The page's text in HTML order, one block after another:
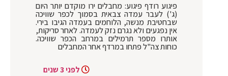
פיגוע רודף פיגוע: מחבלים ירו מוקדם יותר היום
(ג') לעבר עמדה צבאית בסמוך לכפר שוויכה
שבחטיבת מנשה, הלוחמים בעמדה הגיבו בירי.
אין נפגעים ולא נגרם נזק לעמדה. לאחר סריקות,
אותרו מספר תרמילים במרחב הכפר שוויכה.
כוחות צה"ל פתחו במרדף אחר המחבלים
לפני 3 שנים